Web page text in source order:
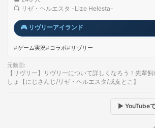
📺 リゼ・ヘルエスタ -Lize Helesta-
🎮 リヴリーアイランド
ゲーム実況 コラボ リヴリー
元動画:
【リヴリー】リヴリーについて詳しくなろう！先輩
しょ【にじさんじ/リゼ・ヘルエスタ/戌亥とこ】
▶ YouTube